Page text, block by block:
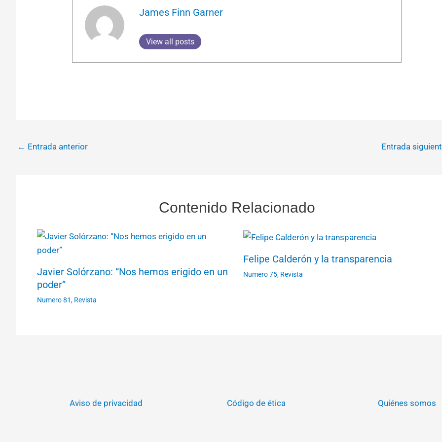
James Finn Garner
View all posts
← Entrada anterior Entrada
Contenido Relacionado
Javier Solórzano: “Nos hemos erigido en un
poder”
Numero 81, Revista
Felipe Calderón y la transparencia
Numero 75, Revista
Aviso de privacidad Código de ética Quiénes somos